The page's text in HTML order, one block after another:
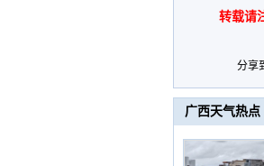
转载请
分享
广西天气热点